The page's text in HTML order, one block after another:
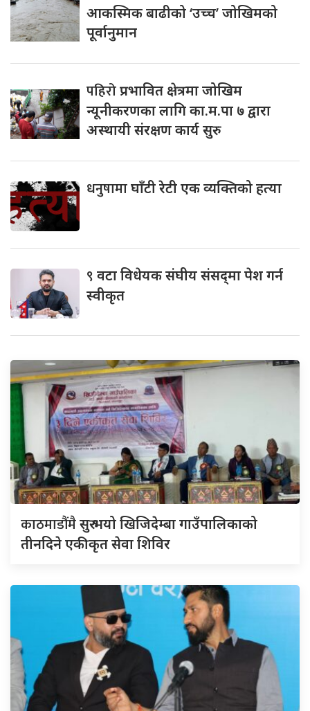
आकस्मिक बाढीको ‘उच्च’ जोखिमको
पूर्वानुमान
पहिरोप्रभावित क्षेत्रमा जोखिम
न्यूनीकरणका लागि का.म.पा ७ द्वारा
अस्थायी संरक्षण कार्य सुरु
धनुषामाघाँटी रेटी एक व्यक्तिको हत्या
९ वटा विधेयक संघीय संसद्‌मा पेश गर्न
स्वीकृत
काठमाडौंमैसुरु भयो खिजिदेम्बा गाउँपालिकाको
तीनदिने एकीकृत सेवा शिविर